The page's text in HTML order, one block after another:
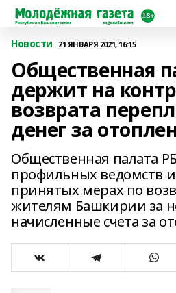
Новости 21 ЯНВАРЯ 2021, 16:15
Общественная
держит на
возврата
денег за
Общественная палата
профильных ведомств
принятых мерах по
жителям Башкирии за
начисленные счета за